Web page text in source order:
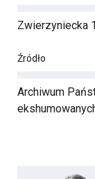
Zwierzyniecka 1
Źródło
Archiwum